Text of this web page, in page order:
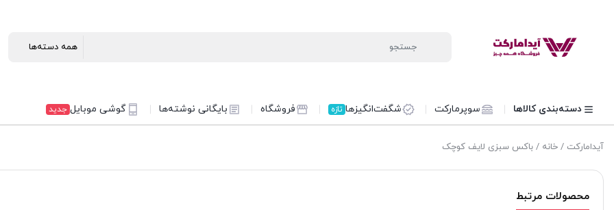
دسته‌بندی کالاها سوپرمارکت شگفت‌انگیزها تازه فروشگاه بایگانی نوشته‌ها گوشی موبایل جدید
آیدامارکت / خانه / باکس سبزی لایف کوچک
محصولات مرتبط